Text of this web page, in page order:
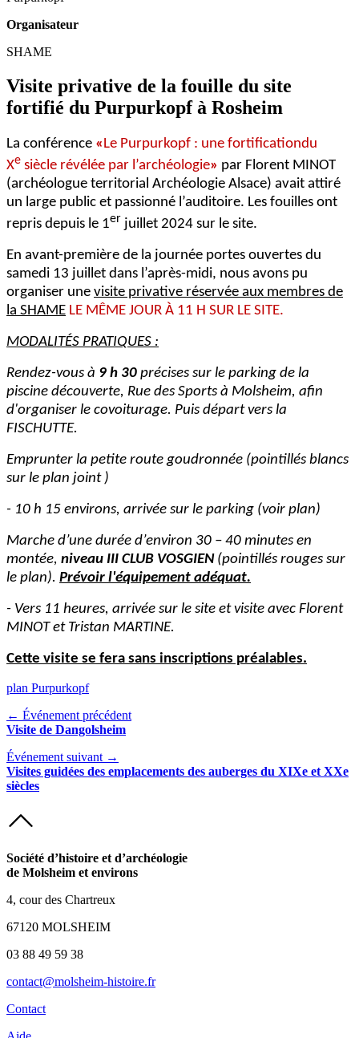
Organisateur
SHAME
Visite privative de la fouille du site
fortifié du Purpurkopf à Rosheim
La conférence «Le Purpurkopf : une fortificationdu
Xe siècle révélée par l’archéologie» par Florent MINOT
(archéologue territorial Archéologie Alsace) avait attiré
un large public et passionné l’auditoire. Les fouilles ont
repris depuis le 1er juillet 2024 sur le site.
En avant-première de la journée portes ouvertes du
samedi 13 juillet dans l’après-midi, nous avons pu
organiser une visite privative réservée aux membres de
la SHAME LE MÊME JOUR À 11 H SUR LE SITE.
MODALITÉS PRATIQUES :
Rendez-vous à 9 h 30 précises sur le parking de la
piscine découverte, Rue des Sports à Molsheim, afin
d'organiser le covoiturage. Puis départ vers la
FISCHUTTE.
Emprunter la petite route goudronnée (pointillés blancs
sur le plan joint )
- 10 h 15 environs, arrivée sur le parking (voir plan)
Marche d’une durée d’environ 30 – 40 minutes en
montée, niveau III CLUB VOSGIEN (pointillés rouges sur
le plan). Prévoir l'équipement adéquat.
- Vers 11 heures, arrivée sur le site et visite avec Florent
MINOT et Tristan MARTINE.
Cette visite se fera sans inscriptions préalables.
plan Purpurkopf
← Événement précédent
Visite de Dangolsheim
Événement suivant →
Visites guidées des emplacements des auberges du XIXe et XXe
siècles
Société d’histoire et d’archéologie
de Molsheim et environs
4, cour des Chartreux
67120 MOLSHEIM
03 88 49 59 38
contact@molsheim-histoire.fr
Contact